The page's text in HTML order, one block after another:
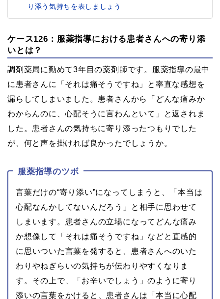
り添う気持ちを表しましょう
ケース126：服薬指導における患者さんへの寄り添
いとは？
調剤薬局に勤めて3年目の薬剤師です。服薬指導の最中
に患者さんに「それは痛そうですね」と率直な感想を
漏らしてしまいました。患者さんから「どんな痛みか
わからんのに、心配そうに言わんといて」と返されま
した。患者さんの気持ちに寄り添ったつもりでした
が、何と声を掛ければ良かったでしょうか。
服薬指導のツボ
言葉だけの“寄り添い”になってしまうと、「本当は
心配なんかしてないんだろう」と相手に思わせて
しまいます。患者さんの立場になってどんな痛み
か想像して「それは痛そうですね」などと直感的
に思いついた言葉を発すると、患者さんへのいた
わりやねぎらいの気持ちが伝わりやすくなりま
す。その上で、「お辛いでしょう」のように寄り
添いの言葉をかけると、患者さんは「本当に心配